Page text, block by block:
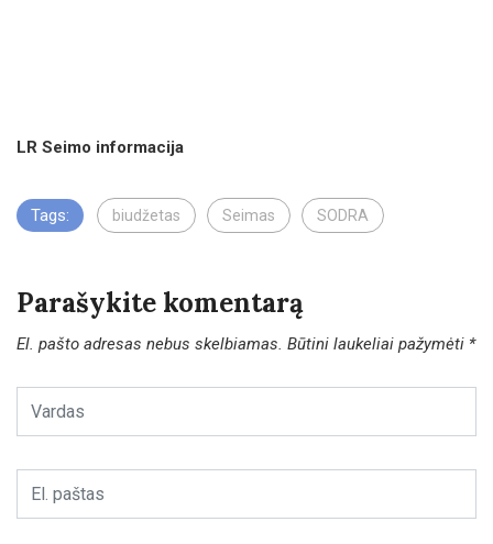
LR Seimo informacija
Tags: biudžetas Seimas SODRA
Parašykite komentarą
El. pašto adresas nebus skelbiamas. Būtini laukeliai pažymėti *